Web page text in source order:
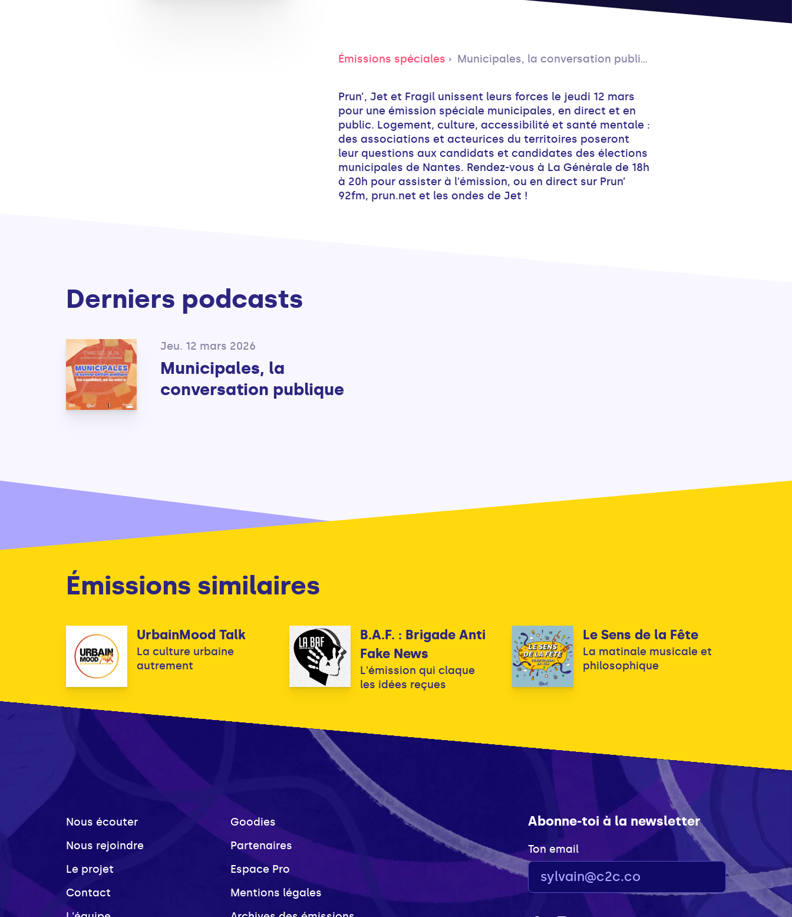
Émissions spéciales Municipales, la conversation publique
Prun’, Jet et Fragil unissent leurs forces le jeudi 12 mars
pour une émission spéciale municipales, en direct et en
public. Logement, culture, accessibilité et santé mentale :
des associations et acteurices du territoires poseront
leur questions aux candidats et candidates des élections
municipales de Nantes. Rendez-vous à La Générale de 18h
à 20h pour assister à l'émission, ou en direct sur Prun’
92fm, prun.net et les ondes de Jet !
Derniers podcasts
Jeu. 12 mars 2026
Municipales, la
conversation publique
Émissions similaires
UrbainMood Talk
La culture urbaine
autrement
B.A.F. : Brigade Anti
Fake News
L'émission qui claque
les idées reçues
Le Sens de la Fête
La matinale musicale et
philosophique
Nous écouter
Nous rejoindre
Le projet
Contact
Goodies
Partenaires
Espace Pro
Mentions légales
Abonne-toi à la newsletter
Ton email